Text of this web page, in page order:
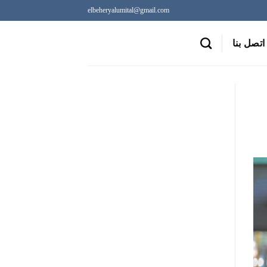
elbeheryalumital@gmail.com
اتصل بنا